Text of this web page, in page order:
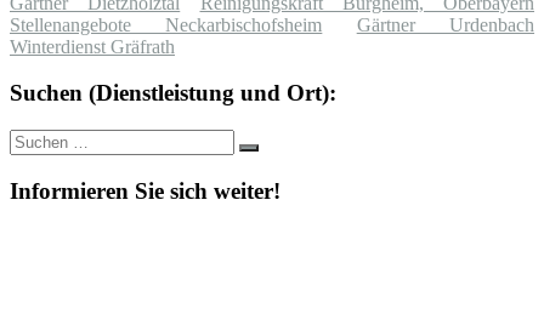
Stellenangebote Neckarbischofsheim
Gärtner Urdenbach
Winterdienst Gräfrath
Suchen (Dienstleistung und Ort):
Suche
nach:
Suchen
Informieren Sie sich weiter!